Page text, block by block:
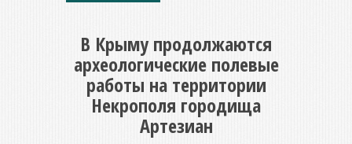
В Крыму продолжаются
археологические полевые
работы на территории
Некрополя городища
Артезиан